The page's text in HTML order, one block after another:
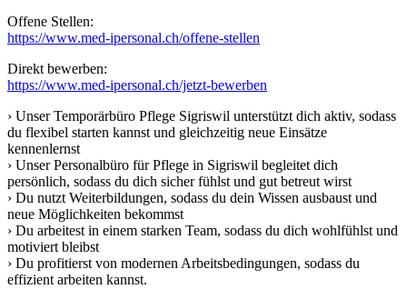
Offene Stellen:
https://www.med-ipersonal.ch/offene-stellen
Direkt bewerben:
https://www.med-ipersonal.ch/jetzt-bewerben
› Unser Temporärbüro Pflege Sigriswil unterstützt dich aktiv, sodass
du flexibel starten kannst und gleichzeitig neue Einsätze
kennenlernst
› Unser Personalbüro für Pflege in Sigriswil begleitet dich
persönlich, sodass du dich sicher fühlst und gut betreut wirst
› Du nutzt Weiterbildungen, sodass du dein Wissen ausbaust und
neue Möglichkeiten bekommst
› Du arbeitest in einem starken Team, sodass du dich wohlfühlst und
motiviert bleibst
› Du profitierst von modernen Arbeitsbedingungen, sodass du
effizient arbeiten kannst.